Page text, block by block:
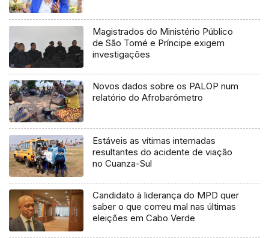
Magistrados do Ministério Público
de São Tomé e Príncipe exigem
investigações
Novos dados sobre os PALOP num
relatório do Afrobarómetro
Estáveis as vítimas internadas
resultantes do acidente de viação
no Cuanza-Sul
Candidato à liderança do MPD quer
saber o que correu mal nas últimas
eleições em Cabo Verde